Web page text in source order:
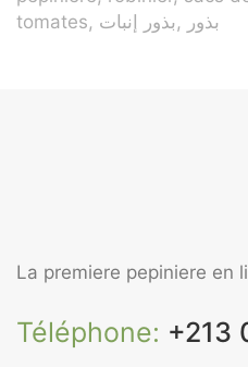
tomates
بذور بذور إنبات
La premiere pepiniere en
Téléphone: +213